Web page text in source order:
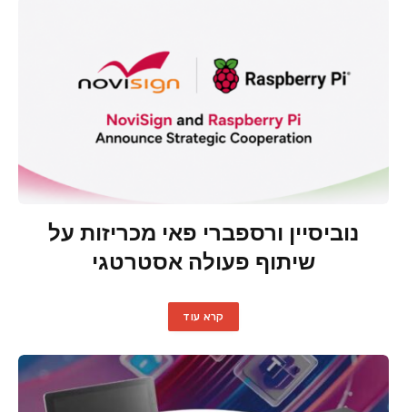
נוביסיין ורספברי פאי מכריזות על
שיתוף פעולה אסטרטגי
קרא עוד